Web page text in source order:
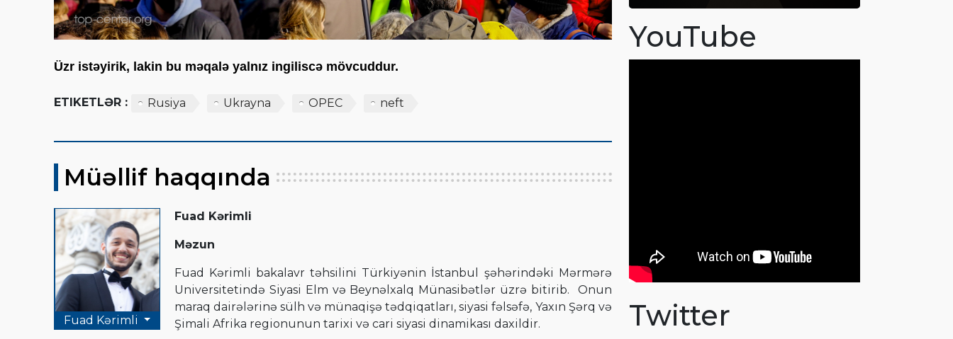
Üzr istəyirik, lakin bu məqalə yalnız ingiliscə mövcuddur.
ETIKETLƏR : Rusiya Ukrayna OPEC neft
Müəllif haqqında
Fuad Kərimli
Fuad Kərimli
Məzun
Fuad Kərimli bakalavr təhsilini Türkiyənin İstanbul şəhərindəki Mərmərə
Universitetində Siyasi Elm və Beynəlxalq Münasibətlər üzrə bitirib. Onun
maraq dairələrinə sülh və münaqişə tədqiqatları, siyasi fəlsəfə, Yaxın Şərq və
Şimali Afrika regionunun tarixi və cari siyasi dinamikası daxildir.
YouTube
Twitter